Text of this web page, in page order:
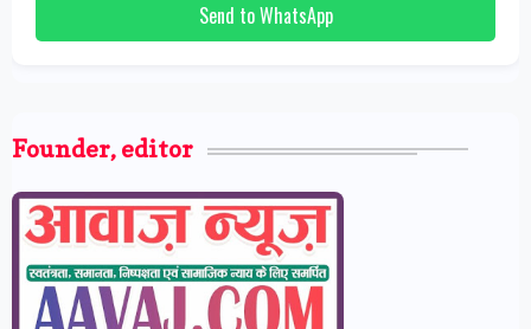
Send to WhatsApp
Founder, editor